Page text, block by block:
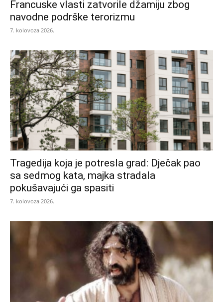
Francuske vlasti zatvorile džamiju zbog
navodne podrške terorizmu
7. kolovoza 2026.
Tragedija koja je potresla grad: Dječak pao
sa sedmog kata, majka stradala
pokušavajući ga spasiti
7. kolovoza 2026.